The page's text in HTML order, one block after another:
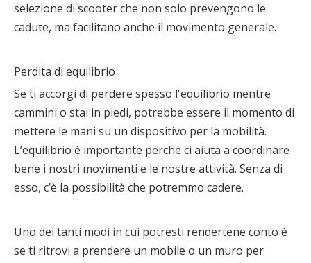
selezione di scooter che non solo prevengono le
cadute, ma facilitano anche il movimento generale.
Perdita di equilibrio
Se ti accorgi di perdere spesso l'equilibrio mentre
cammini o stai in piedi, potrebbe essere il momento di
mettere le mani su un dispositivo per la mobilità.
L’equilibrio è importante perché ci aiuta a coordinare
bene i nostri movimenti e le nostre attività. Senza di
esso, c’è la possibilità che potremmo cadere.
Uno dei tanti modi in cui potresti rendertene conto è
se ti ritrovi a prendere un mobile o un muro per